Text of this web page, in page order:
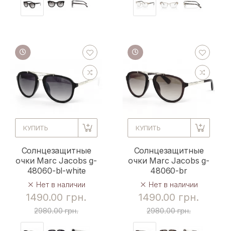
КУПИТЬ
Солнцезащитные
очки Marc Jacobs g-
48060-bl-white
Нет в наличии
1490.00 грн.
2980.00 грн.
КУПИТЬ
Солнцезащитные
очки Marc Jacobs g-
48060-br
Нет в наличии
1490.00 грн.
2980.00 грн.